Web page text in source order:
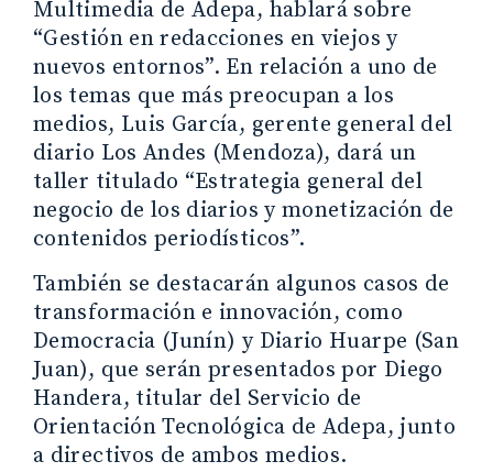
Multimedia de Adepa, hablará sobre
“Gestión en redacciones en viejos y
nuevos entornos”. En relación a uno de
los temas que más preocupan a los
medios, Luis García, gerente general del
diario Los Andes (Mendoza), dará un
taller titulado “Estrategia general del
negocio de los diarios y monetización de
contenidos periodísticos”.
También se destacarán algunos casos de
transformación e innovación, como
Democracia (Junín) y Diario Huarpe (San
Juan), que serán presentados por Diego
Handera, titular del Servicio de
Orientación Tecnológica de Adepa, junto
a directivos de ambos medios.